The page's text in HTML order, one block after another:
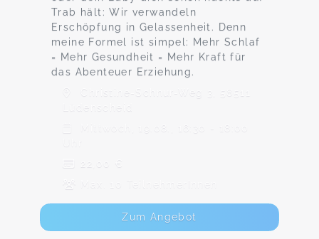
Trab hält: Wir verwandeln
Erschöpfung in Gelassenheit. Denn
meine Formel ist simpel: Mehr Schlaf
= Mehr Gesundheit = Mehr Kraft für
das Abenteuer Erziehung.
Christine-Schnur-Weg 3, 58511
Mittwoch, 19.08., 16:30 - 18:00
22,00 €
Max. 10 TeilnehmerInnen
Zum Angebot